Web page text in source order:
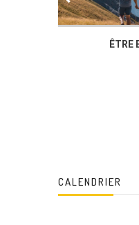
ÊTRE
CALENDRIER